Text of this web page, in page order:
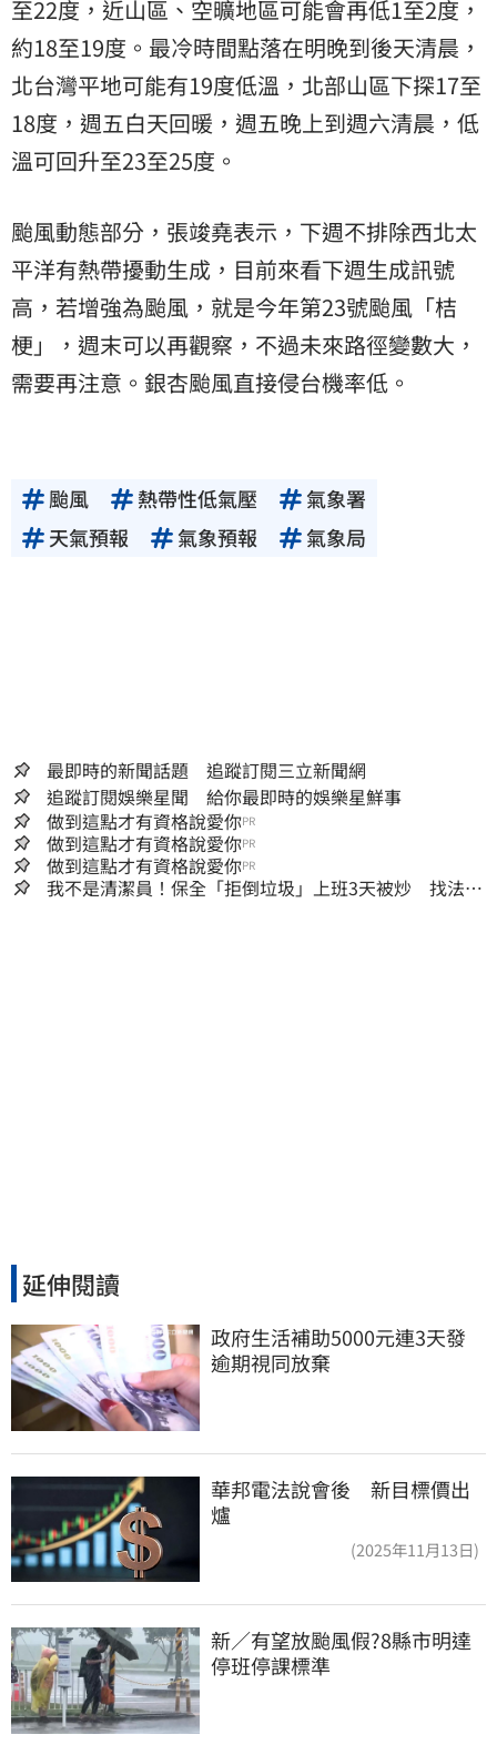
至22度，近山區、空曠地區可能會再低1至2度，
約18至19度。最冷時間點落在明晚到後天清晨，
北台灣平地可能有19度低溫，北部山區下探17至
18度，週五白天回暖，週五晚上到週六清晨，低
溫可回升至23至25度。
颱風動態部分，張竣堯表示，下週不排除西北太
平洋有熱帶擾動生成，目前來看下週生成訊號
高，若增強為颱風，就是今年第23號颱風「桔
梗」，週末可以再觀察，不過未來路徑變數大，
需要再注意。銀杏颱風直接侵台機率低。
颱風 熱帶性低氣壓
氣象署
天氣預報
氣象預報 氣象局
最即時的新聞話題 追蹤訂閱三立新聞網
追蹤訂閱娛樂星聞 給你最即時的娛樂星鮮事
做到這點才有資格說愛你PR
做到這點才有資格說愛你PR
做到這點才有資格說愛你PR
我不是清潔員！保全「拒倒垃圾」上班3天被炒 找法院
延伸閱讀
政府生活補助5000元連3天發
逾期視同放棄
華邦電法說會後 新目標價出
爐
(2025年11月13日)
新／有望放颱風假?8縣市明達
停班停課標準